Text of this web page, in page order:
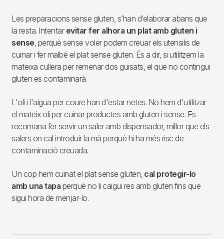
Les preparacions sense gluten, s’han d’elaborar abans que
la resta. Intentar evitar fer alhora un plat amb gluten i
sense, perquè sense voler podem creuar els utensilis de
cuinar i fer malbé el plat sense gluten. És a dir, si utilitzem la
mateixa cullera per remenar dos guisats, el que no contingui
gluten es contaminarà.
L'oli i l'aigua per coure han d'estar netes. No hem d'utilitzar
el mateix oli per cuinar productes amb gluten i sense. Es
recomana fer servir un saler amb dispensador, millor que els
salers on cal introduir la mà perquè hi ha més risc de
contaminació creuada.
Un cop hem cuinat el plat sense gluten, cal protegir-lo
amb una tapa perquè no li caigui res amb gluten fins que
sigui hora de menjar-lo.